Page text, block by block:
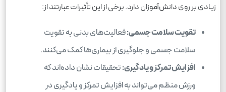
زیادی بر روی دانش‌آموزان دارد. برخی از این تأثیرات عبارتند از:
تقویت سلامت جسمی:فعالیت‌های بدنی به تقویت
سلامت جسمی و جلوگیری از بیماری‌ها کمک می‌کنند.
افزایش تمرکز و یادگیری:تحقیقات نشان داده‌اند که
ورزش منظم می‌تواند به افزایش تمرکز و یادگیری در